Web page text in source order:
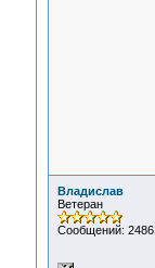
Владислав
Ветеран
Сообщений: 2486